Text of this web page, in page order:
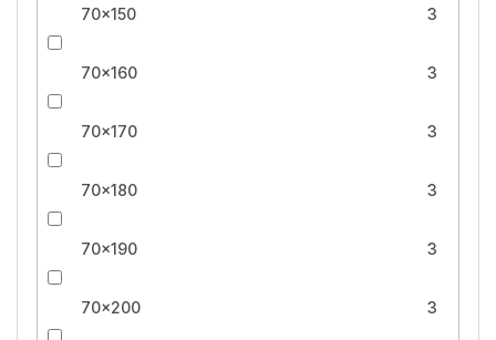
70x150 3
70x160 3
70x170 3
70x180 3
70x190 3
70x200 3